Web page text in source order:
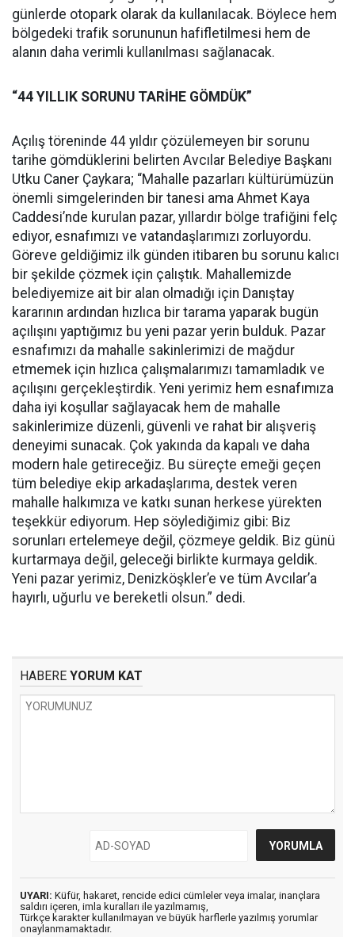
günlerde otopark olarak da kullanılacak. Böylece hem
bölgedeki trafik sorununun hafifletilmesi hem de
alanın daha verimli kullanılması sağlanacak.
“44 YILLIK SORUNU TARİHE GÖMDÜK”
Açılış töreninde 44 yıldır çözülemeyen bir sorunu
tarihe gömdüklerini belirten Avcılar Belediye Başkanı
Utku Caner Çaykara; “Mahalle pazarları kültürümüzün
önemli simgelerinden bir tanesi ama Ahmet Kaya
Caddesi’nde kurulan pazar, yıllardır bölge trafiğini felç
ediyor, esnafımızı ve vatandaşlarımızı zorluyordu.
Göreve geldiğimiz ilk günden itibaren bu sorunu kalıcı
bir şekilde çözmek için çalıştık. Mahallemizde
belediyemize ait bir alan olmadığı için Danıştay
kararının ardından hızlıca bir tarama yaparak bugün
açılışını yaptığımız bu yeni pazar yerin bulduk. Pazar
esnafımızı da mahalle sakinlerimizi de mağdur
etmemek için hızlıca çalışmalarımızı tamamladık ve
açılışını gerçekleştirdik. Yeni yerimiz hem esnafımıza
daha iyi koşullar sağlayacak hem de mahalle
sakinlerimize düzenli, güvenli ve rahat bir alışveriş
deneyimi sunacak. Çok yakında da kapalı ve daha
modern hale getireceğiz. Bu süreçte emeği geçen
tüm belediye ekip arkadaşlarıma, destek veren
mahalle halkımıza ve katkı sunan herkese yürekten
teşekkür ediyorum. Hep söylediğimiz gibi: Biz
sorunları ertelemeye değil, çözmeye geldik. Biz günü
kurtarmaya değil, geleceği birlikte kurmaya geldik.
Yeni pazar yerimiz, Denizköşkler’e ve tüm Avcılar’a
hayırlı, uğurlu ve bereketli olsun.” dedi.
HABERE YORUM KAT
UYARI: Küfür, hakaret, rencide edici cümleler veya imalar, inançlara
saldırı içeren, imla kuralları ile yazılmamış,
Türkçe karakter kullanılmayan ve büyük harflerle yazılmış yorumlar
onaylanmamaktadır.